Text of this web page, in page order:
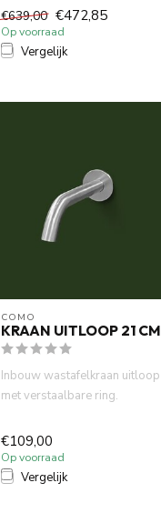
€639,00 €472,85
Op voorraad
Vergelijk
COMO
KRAAN UITLOOP 21 CM
Inbouw wastafelkraan uitloop
met verstaalbare ring.
€109,00
Op voorraad
Vergelijk